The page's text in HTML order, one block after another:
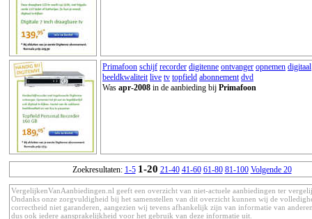
Primafoon schijf recorder digitenne ontvanger opnemen digitaal
beeldkwaliteit live tv topfield abonnement dvd
Was apr-2008 in de aanbieding bij Primafoon
Zoekresultaten: 1-5 1-20 21-40 41-60 61-80 81-100 Volgende 20
VergelijkenVanAanbiedingen.nl geeft een overzicht van niet-actuele aanbiedingen ter
Ondanks onze zorgvuldigheid bij het samenstellen van dit overzicht kunnen wij de
correctheid niet garanderen, aangezien wij tevens afhankelijk zijn van informatie van
dus ook iedere aansprakelijkheid voor het gebruik van deze informatie uit.